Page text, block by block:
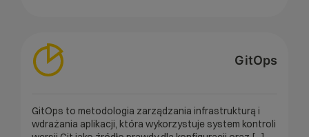
GitOps
GitOps to metodologia zarządzania infrastrukturą i
wdrażania aplikacji, która wykorzystuje system kontroli